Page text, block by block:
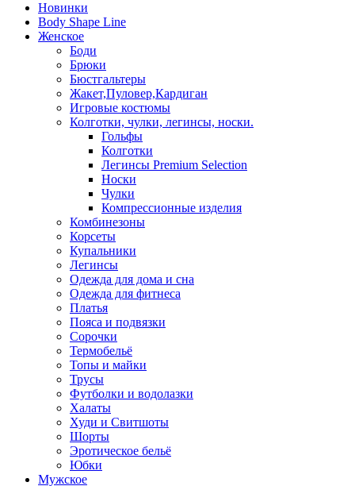
Новинки
Body Shape Line
Женское
Боди
Брюки
Бюстгальтеры
Жакет,Пуловер,Кардиган
Игровые костюмы
Колготки, чулки, легинсы, носки.
Гольфы
Колготки
Легинсы Premium Selection
Носки
Чулки
Компрессионные изделия
Комбинезоны
Корсеты
Купальники
Легинсы
Одежда для дома и сна
Одежда для фитнеса
Платья
Пояса и подвязки
Сорочки
Термобельё
Топы и майки
Трусы
Футболки и водолазки
Халаты
Худи и Свитшоты
Шорты
Эротическое бельё
Юбки
Мужское